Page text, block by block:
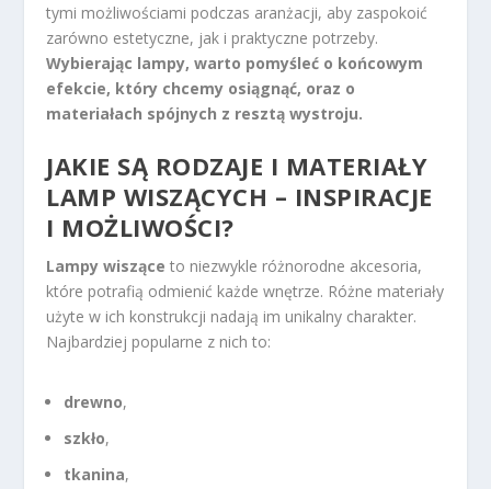
tymi możliwościami podczas aranżacji, aby zaspokoić
zarówno estetyczne, jak i praktyczne potrzeby.
Wybierając lampy, warto pomyśleć o końcowym
efekcie, który chcemy osiągnąć, oraz o
materiałach spójnych z resztą wystroju.
JAKIE SĄ RODZAJE I MATERIAŁY
LAMP WISZĄCYCH – INSPIRACJE
I MOŻLIWOŚCI?
Lampy wiszące to niezwykle różnorodne akcesoria,
które potrafią odmienić każde wnętrze. Różne materiały
użyte w ich konstrukcji nadają im unikalny charakter.
Najbardziej popularne z nich to:
drewno,
szkło,
tkanina,